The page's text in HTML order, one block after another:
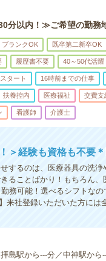
分以内！≫ご希望の勤務
ブランクOK 既卒第二新卒OK
履歴書不要 40～50代活躍
タート 16時前までの仕事
扶養控内 医療福祉 交費支
看護師 介護士
＞経験も資格も不要
するのは、医療器具の洗
ることばかり！もちろん、
務可能！選べるシフトな
来社登録いただいた方に
島駅から---分／中神駅から